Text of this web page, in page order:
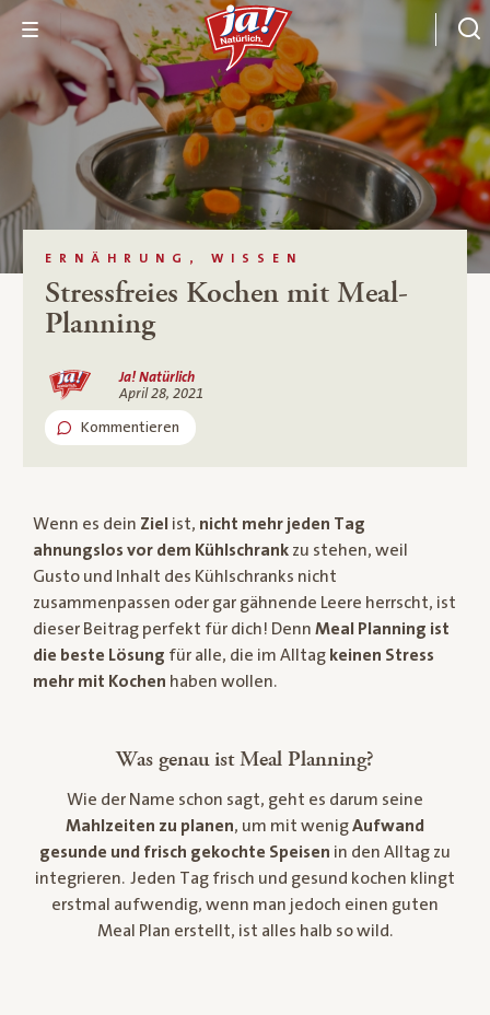
ERNÄHRUNG, WISSEN
Stressfreies Kochen mit Meal-
Planning
Ja! Natürlich
April 28, 2021
Kommentieren
Wenn es dein Ziel ist, nicht mehr jeden Tag
ahnungslos vor dem Kühlschrank zu stehen, weil
Gusto und Inhalt des Kühlschranks nicht
zusammenpassen oder gar gähnende Leere herrscht, ist
dieser Beitrag perfekt für dich! Denn Meal Planning ist
die beste Lösung für alle, die im Alltag keinen Stress
mehr mit Kochen haben wollen.
Was genau ist Meal Planning?
Wie der Name schon sagt, geht es darum seine
Mahlzeiten zu planen, um mit wenigAufwand
gesunde und frisch gekochte Speisen in den Alltag zu
integrieren. Jeden Tag frisch und gesund kochen klingt
erstmal aufwendig, wenn man jedoch einen guten
Meal Plan erstellt, ist alles halb so wild.